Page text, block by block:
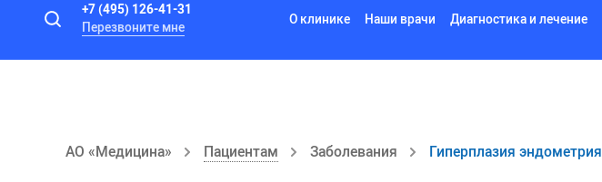
+7 (495) 126-41-31
Перезвоните мне
О клинике Наши врачи Диагностика и лечение
АО «Медицина» Пациентам Заболевания Гиперплазия эндометрия